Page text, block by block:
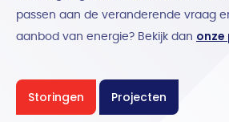
passen aan de veranderende vraag
aanbod van energie? Bekijk dan
Storingen Projecten